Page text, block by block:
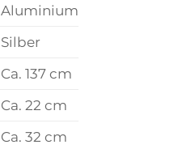
Aluminium
Silber
Ca. 137 cm
Ca. 22 cm
Ca. 32 cm